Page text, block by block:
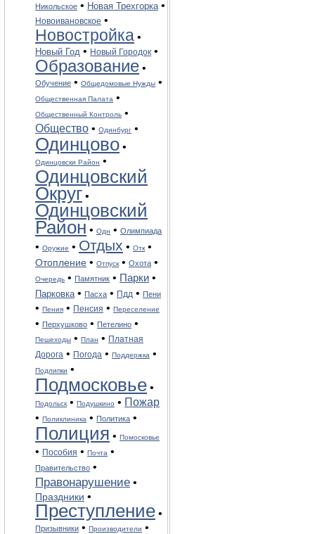
Никольское • Новая Трехгорка •
Новоивановское •
Новостройка •
Новый Год • Новый Городок •
Образование •
Обучение • Общедомовые Нужды •
Общественная Палата •
Общественный Контроль •
Общество • Одинбург •
Одинцово •
Одинцовски Район •
Одинцовский
Округ •
Одинцовский
Район • Одн • Олимпиада
• Оружие • Отдых • Отк •
Отопление • Отпуск • Охота •
Очередь • Памятник • Парки •
Парковка • Пасха • Пдд • Пени
• Пения • Пенсия • Переселение
• Перхушково • Петелино •
Пешеходы • План • Платная
Дорога • Погода • Поддержка •
Подлипки •
Подмосковье •
Подольск • Подушкино • Пожар
• Поликлиника • Политика •
Полиция • Помосковье
• Пособия • Почта •
Правительство •
Правонарушение •
Праздники •
Преступление •
Призывники • Производители •